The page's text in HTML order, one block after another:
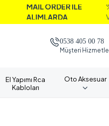
ORDER İLE
%20'A
0538 405 00 78
Müşteri
El Yapımı Rca
Kabloları
Oto Aksesuar